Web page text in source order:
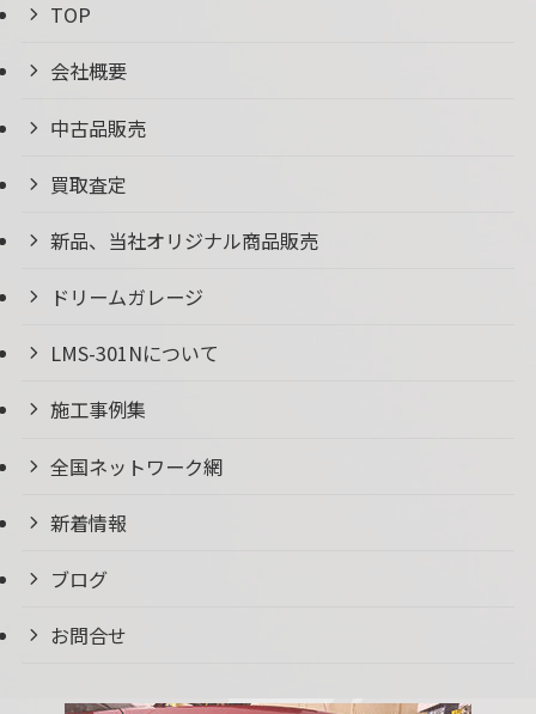
TOP
会社概要
中古品販売
買取査定
新品、当社オリジナル商品販売
ドリームガレージ
LMS-301Nについて
施工事例集
全国ネットワーク網
新着情報
ブログ
お問合せ